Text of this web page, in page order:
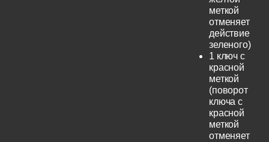
меткой
отменяет
действие
зеленого)
1 ключ с
красной
меткой
(поворот
ключа с
красной
меткой
отменяет